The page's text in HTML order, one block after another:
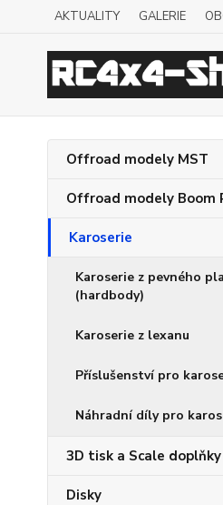
AKTUALITY GALERIE
Offroad modely MST
Offroad modely Boom
Karoserie
Karoserie z pevného
(hardbody)
Karoserie z lexanu
Příslušenství pro
Náhradní díly pro
3D tisk a Scale doplňky
Disky